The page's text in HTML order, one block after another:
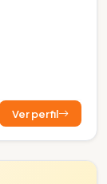
Ver perfil